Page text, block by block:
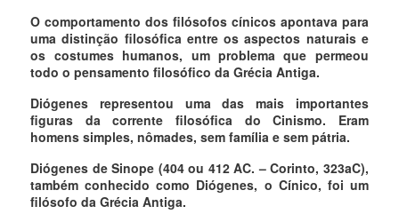
O comportamento dos filósofos cínicos apontava para
uma distinção filosófica entre os aspectos naturais e
os costumes humanos, um problema que permeou
todo o pensamento filosófico da Grécia Antiga.
Diógenes representou uma das mais importantes
figuras da corrente filosófica do Cinismo. Eram
homens simples, nômades, sem família e sem pátria.
Diógenes de Sinope (404 ou 412 AC. – Corinto, 323aC),
também conhecido como Diógenes, o Cínico, foi um
filósofo da Grécia Antiga.